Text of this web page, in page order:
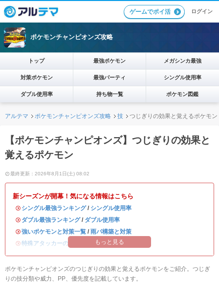
ゲームでポイ活 ログイン
ポケモンチャンピオンズ攻略
トップ 最強ポケモン メガシンカ最強
対策ポケモン 最強パーティ シングル使用率
ダブル使用率 持ち物一覧 ポケモン図鑑
アルテマ ポケモンチャンピオンズ攻略 技 つじぎりの効果と覚えるポケモン
【ポケモンチャンピオンズ】つじぎりの効果と
覚えるポケモン
最終更新：2026年8月1日(土) 08:02
新シーズンが開幕！気になる情報はこちら
・ シングル最強ランキング/ シングル使用率
・ ダブル最強ランキング/ ダブル使用率
・強いポケモンと対策一覧 / 雨パ構築と対策
・特殊アタッカーのおすすめランキング
もっと見る
ポケモンチャンピオンズのつじぎりの効果と覚えるポケモンをご紹介。つじぎ
りの技分類や威力、PP、優先度を記載しています。